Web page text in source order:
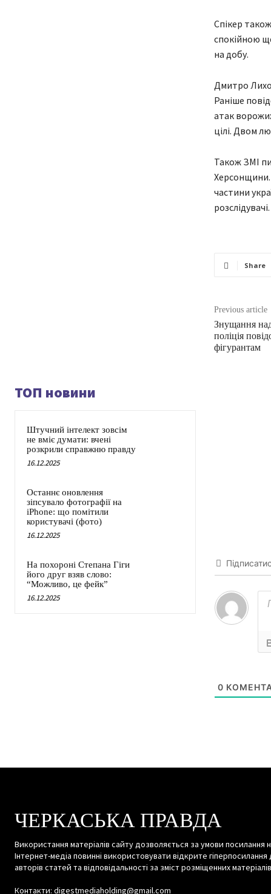
Спікер
спокійною
на добу.
Дмитро
Раніше
атак
цілі. Двом
Також ЗМІ
Херсонщини.
частини
Share
Previous article
Знущання
поліція
фігурантам
ТОП новини
Штучний інтелект зовсім
не вміє думати: вчені
розкрили справжню правду
16.12.2025
Останнє оновлення
зіпсувало фотографії на
iPhone: що помітили
користувачі (фото)
16.12.2025
На похороні Степана Гіги
його друг взяв слово:
“Можливо, це фейк”
16.12.2025
0
ЧЕРКАСЬКА ПРАВДА
Використання матеріалів сайту дозволяється за умови посилання
Інтернет-медіа повинні використовувати відкрите
авторів статей та відповідальності за зміст розміщенних
Контакти: digestmediaholding@gmail.com